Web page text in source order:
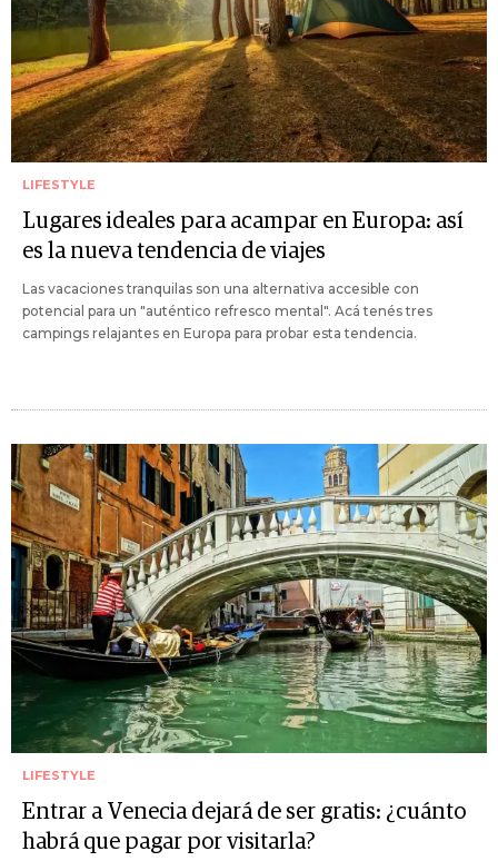
LIFESTYLE
Lugares ideales para acampar en Europa: así
es la nueva tendencia de viajes
Las vacaciones tranquilas son una alternativa accesible con
potencial para un "auténtico refresco mental". Acá tenés tres
campings relajantes en Europa para probar esta tendencia.
LIFESTYLE
Entrar a Venecia dejará de ser gratis: ¿cuánto
habrá que pagar por visitarla?